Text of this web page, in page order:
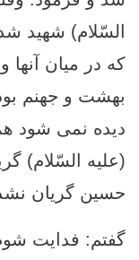
السّلام) شهيد
كه در ميان آنها
بهشت و جهنم
ديده نمى‏ شود
(علیه السّلام)
حسين گريان
گفتم: فدايت